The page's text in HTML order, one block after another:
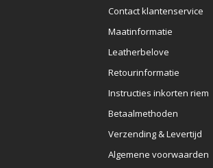
Contact klantenservice
Maatinformatie
Leatherbelove
Retourinformatie
Instructies inkorten riem
Betaalmethoden
Verzending & Levertijd
Algemene voorwaarden